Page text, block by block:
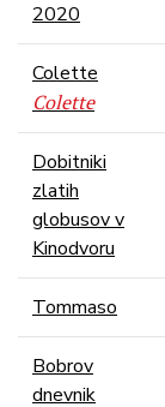
2020
Colette
Colette
Dobitniki
zlatih
globusov v
Kinodvoru
Tommaso
Bobrov
dnevnik